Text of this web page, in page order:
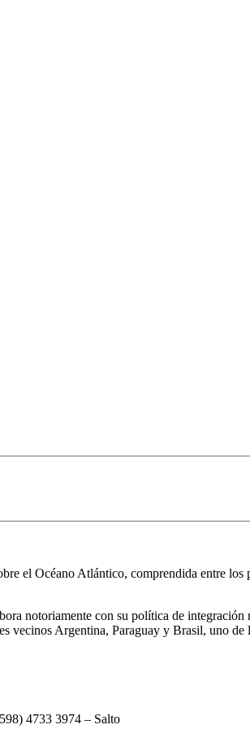
el Océano Atlántico, comprendida entre
notoriamente con su política de integración
Argentina, Paraguay y Brasil, uno de
4733 3974 – Salto